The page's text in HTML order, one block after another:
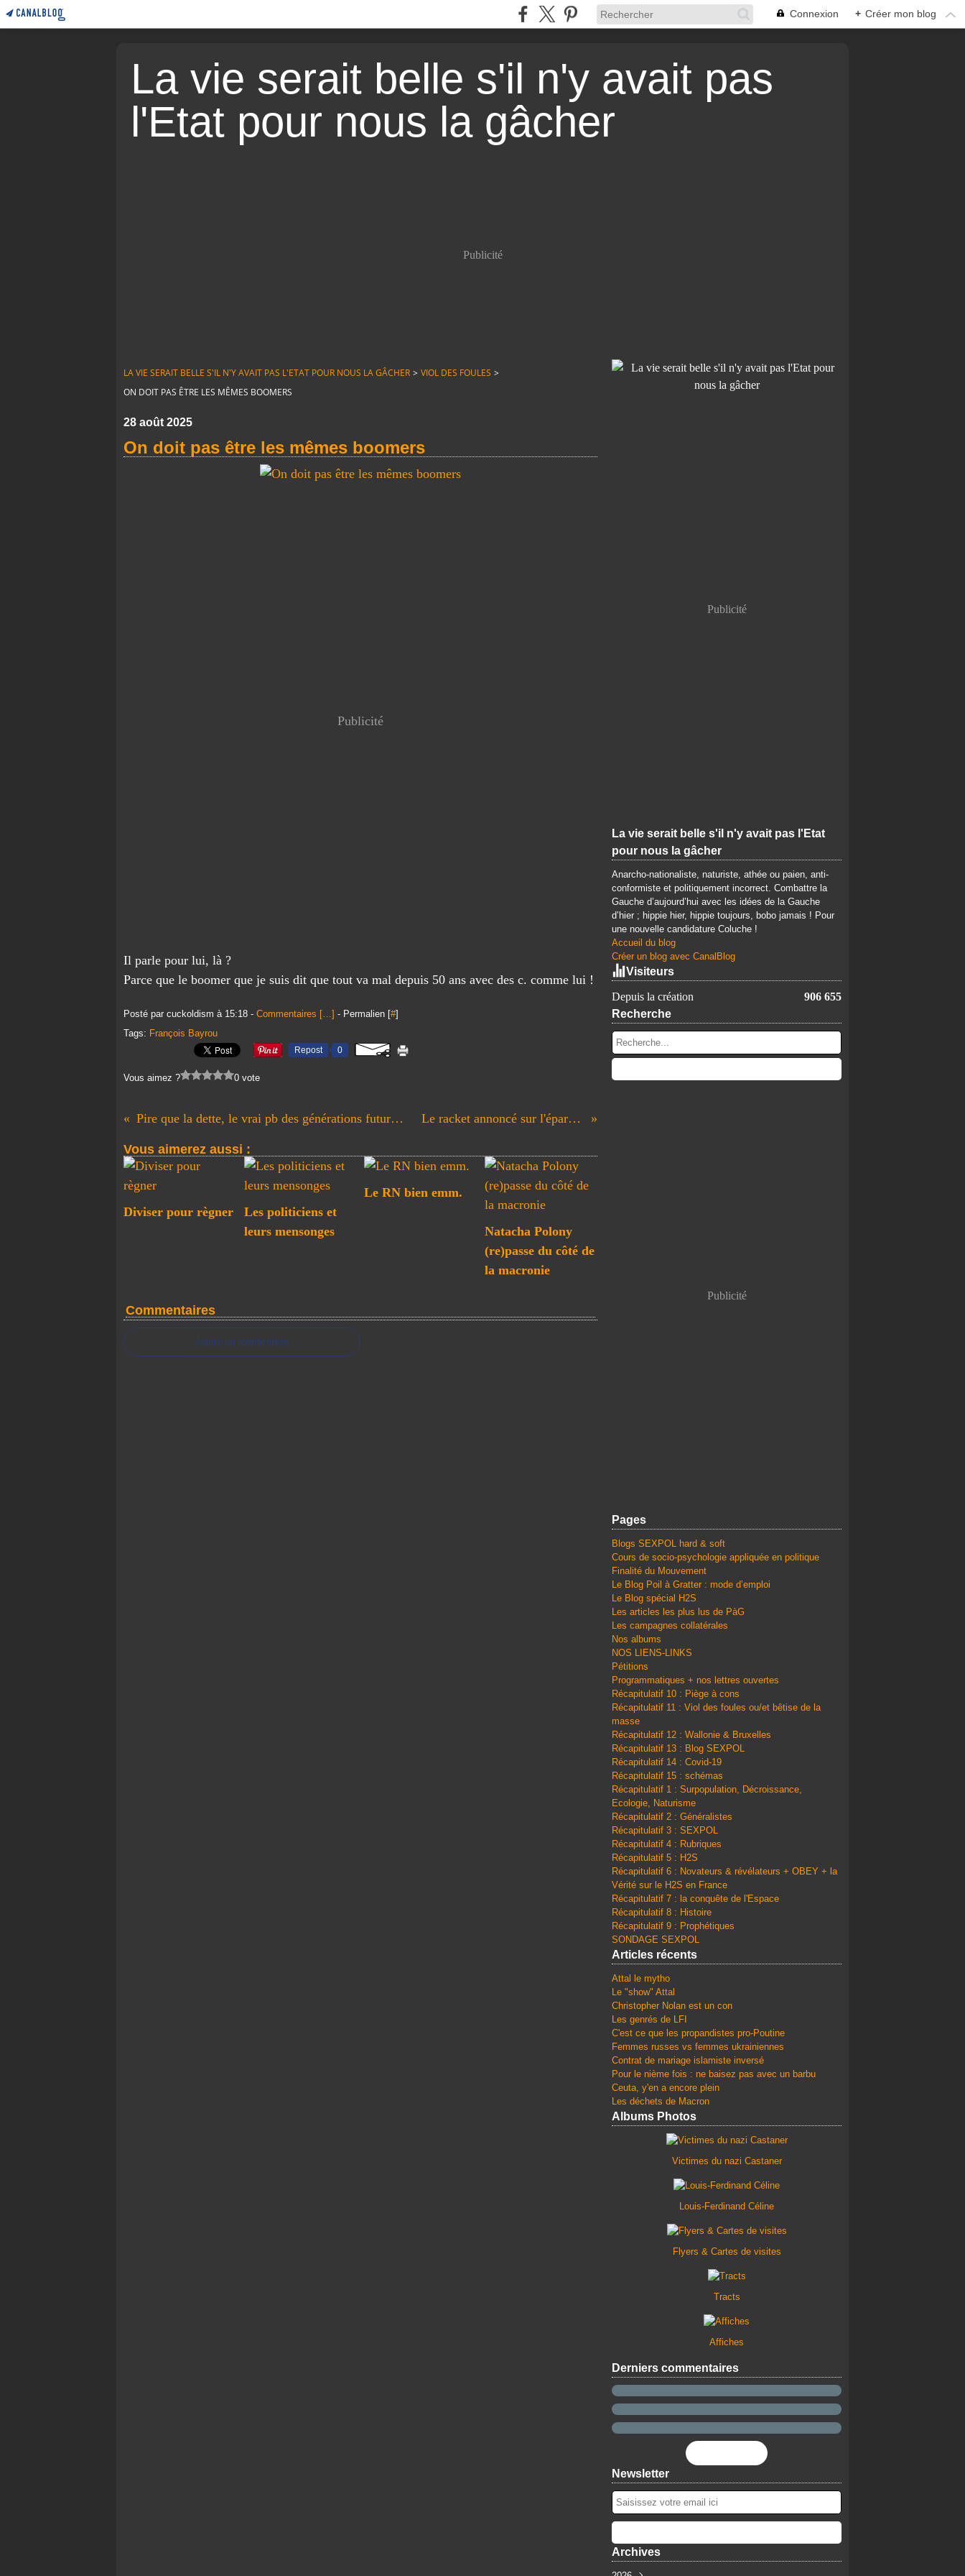
Connexion + Créer mon blog
La vie serait belle s'il n'y avait pas
l'Etat pour nous la gâcher
Publicité
LA VIE SERAIT BELLE S'IL N'Y AVAIT PAS L'ETAT POUR NOUS LA GÂCHER > VIOL DES FOULES >
ON DOIT PAS ÊTRE LES MÊMES BOOMERS
28 août 2025
On doit pas être les mêmes boomers
Publicité
Il parle pour lui, là ?
Parce que le boomer que je suis dit que tout va mal depuis 50 ans avec des c. comme lui !
Posté par cuckoldism à 15:18 - Commentaires […] - Permalien [#]
Tags: François Bayrou
Repost 0
Vous aimez ? 0 vote
Pire que la dette, le vrai pb des générations futures... Le racket annoncé sur l'épargne
Vous aimerez aussi :
Diviser pour règner
Les politiciens et
leurs mensonges
Le RN bien emm.
Natacha Polony
(re)passe du côté de
la macronie
Commentaires
Ajouter un commentaire
Publicité
La vie serait belle s'il n'y avait pas l'Etat
pour nous la gâcher
Anarcho-nationaliste, naturiste, athée ou paien, anti-
conformiste et politiquement incorrect. Combattre la
Gauche d’aujourd’hui avec les idées de la Gauche
d’hier ; hippie hier, hippie toujours, bobo jamais ! Pour
une nouvelle candidature Coluche !
Accueil du blog
Créer un blog avec CanalBlog
Visiteurs
Depuis la création
906 655
Recherche
Publicité
Pages
Blogs SEXPOL hard & soft
Cours de socio-psychologie appliquée en politique
Finalité du Mouvement
Le Blog Poil à Gratter : mode d’emploi
Le Blog spécial H2S
Les articles les plus lus de PàG
Les campagnes collatérales
Nos albums
NOS LIENS-LINKS
Pétitions
Programmatiques + nos lettres ouvertes
Récapitulatif 10 : Piège à cons
Récapitulatif 11 : Viol des foules ou/et bêtise de la
masse
Récapitulatif 12 : Wallonie & Bruxelles
Récapitulatif 13 : Blog SEXPOL
Récapitulatif 14 : Covid-19
Récapitulatif 15 : schémas
Récapitulatif 1 : Surpopulation, Décroissance,
Ecologie, Naturisme
Récapitulatif 2 : Généralistes
Récapitulatif 3 : SEXPOL
Récapitulatif 4 : Rubriques
Récapitulatif 5 : H2S
Récapitulatif 6 : Novateurs & révélateurs + OBEY + la
Vérité sur le H2S en France
Récapitulatif 7 : la conquête de l'Espace
Récapitulatif 8 : Histoire
Récapitulatif 9 : Prophétiques
SONDAGE SEXPOL
Articles récents
Attal le mytho
Le "show" Attal
Christopher Nolan est un con
Les genrés de LFI
C'est ce que les propandistes pro-Poutine
Femmes russes vs femmes ukrainiennes
Contrat de mariage islamiste inversé
Pour le nième fois : ne baisez pas avec un barbu
Ceuta, y'en a encore plein
Les déchets de Macron
Albums Photos
Victimes du nazi Castaner
Louis-Ferdinand Céline
Flyers & Cartes de visites
Tracts
Affiches
Derniers commentaires
Newsletter
Archives